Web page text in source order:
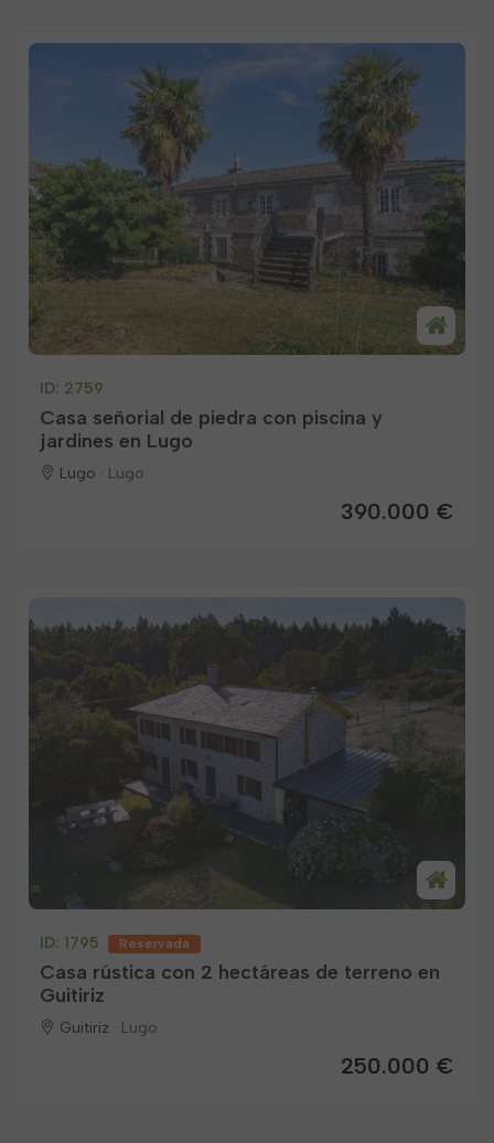
ID: 2759
Casa señorial de piedra con piscina y
jardines en Lugo
Lugo · Lugo
390.000 €
ID: 1795 Reservada
Casa rústica con 2 hectáreas de terreno en
Guitiriz
Guitiriz · Lugo
250.000 €